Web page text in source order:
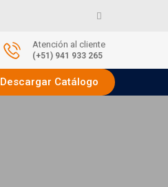
Atención al cliente
(+51) 941 933 265
Descargar Catálogo